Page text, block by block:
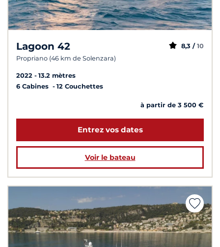
Lagoon 42
Propriano (46 km de Solenzara)
8,3 / 10
2022
13.2 mètres
6 Cabines
12 Couchettes
à partir de 3 500 €
Entrez vos dates
Voir le bateau